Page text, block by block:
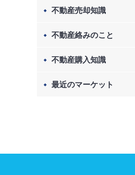
不動産売却知識
不動産絡みのこと
不動産購入知識
最近のマーケット